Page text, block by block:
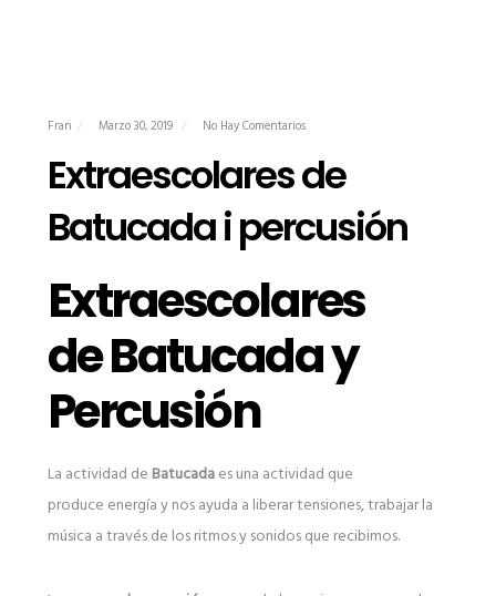
Fran Marzo 30, 2019 No Hay Comentarios
Extraescolares de
Batucada i percusión
Extraescolares
de Batucada y
Percusión
La actividad de Batucadaes una actividad que
produce energía y nos ayuda a liberar tensiones, trabajar la
música a través de los ritmos y sonidos que recibimos.